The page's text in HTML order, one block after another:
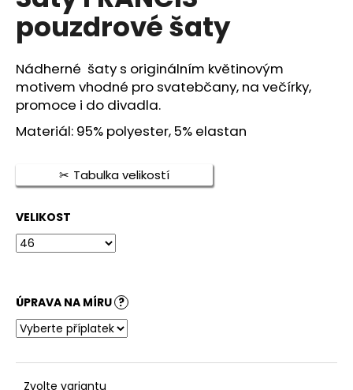
5
hvězdiček.
pouzdrové šaty
Nádherné šaty s originálním květinovým
motivem vhodné pro svatebčany, na večírky,
promoce i do divadla.
Materiál: 95% polyester, 5% elastan
Tabulka velikostí
VELIKOST
ÚPRAVA NA MÍRU ?
Zvolte variantu
a
j
í
t
?
HLEDAT
D
o
r
u